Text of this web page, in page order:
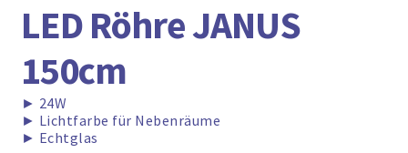
LED Röhre JANUS
150cm
► 24W
► Lichtfarbe für Nebenräume
► Echtglas